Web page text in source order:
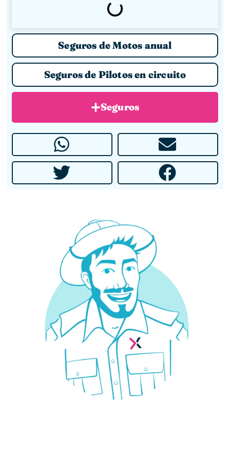
Seguros de Motos anual
Seguros de Pilotos en circuito
Seguros
¿Necesitas un seguro?